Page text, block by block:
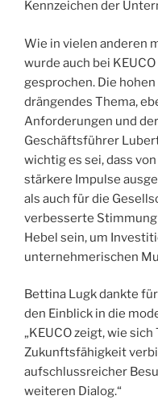
Kennzeichen der
Wie in vielen anderen
wurde auch bei
gesprochen. Die
drängendes Thema,
Anforderungen und
Geschäftsführer
wichtig es sei, dass
stärkere Impulse
als auch für die
verbesserte
Hebel sein, um
unternehmerischen
Bettina Lugk dankte
den Einblick in die
„KEUCO zeigt, wie
Zukunftsfähigkeit
aufschlussreicher
weiteren Dialog.“